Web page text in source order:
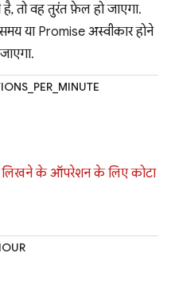
है, तो वह तुरंत फ़ेल हो जाएगा.
या Promise अस्वीकार होने
लिखने के ऑपरेशन के लिए कोटा